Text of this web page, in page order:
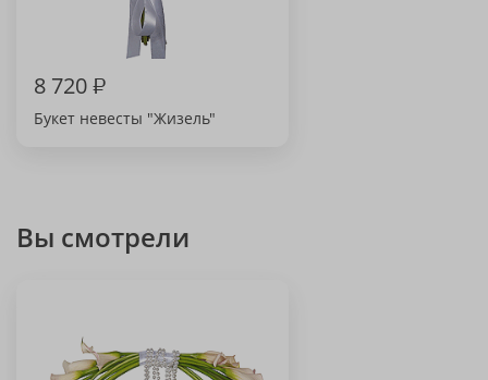
8 720₽
Букет невесты "Жизель"
Вы смотрели